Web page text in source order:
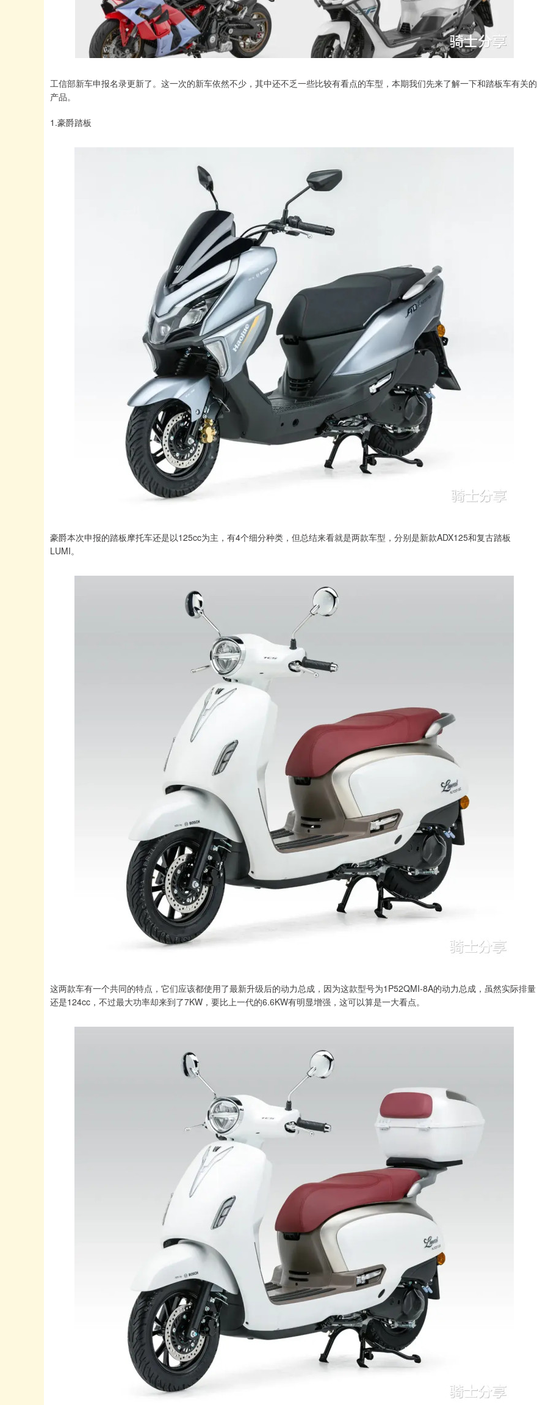
工信部新车申报名录更新了。这一次的新车依然不少，其中还不乏一些比较有看点的车型，本期我们先来了解一下和踏板车有关的
产品。
1.豪爵踏板
豪爵本次申报的踏板摩托车还是以125cc为主，有4个细分种类，但总结来看就是两款车型，分别是新款ADX125和复古踏板
LUMI。
这两款车有一个共同的特点，它们应该都使用了最新升级后的动力总成，因为这款型号为1P52QMI-8A的动力总成，虽然实际排量
还是124cc，不过最大功率却来到了7KW，要比上一代的6.6KW有明显增强，这可以算是一大看点。